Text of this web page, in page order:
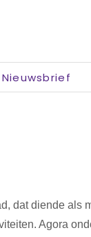
Nieuwsbrief
dat diende als
Agora